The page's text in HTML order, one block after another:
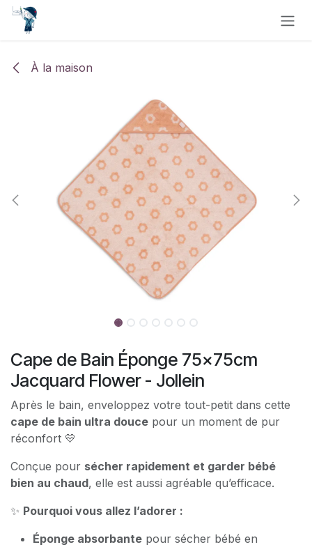
Se rendre au contenu
À la maison
Cape de Bain Éponge 75x75cm
Jacquard Flower - Jollein
Après le bain, enveloppez votre tout-petit dans cette
cape de bain ultra douce pour un moment de pur
réconfort 💛
Conçue pour sécher rapidement et garder bébé
bien au chaud, elle est aussi agréable qu’efficace.
✨ Pourquoi vous allez l’adorer :
Éponge absorbante pour sécher bébé en